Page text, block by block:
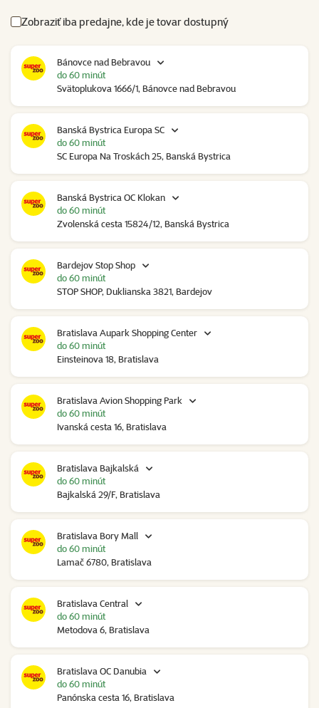
Zobraziť iba predajne, kde je tovar dostupný
Bánovce nad Bebravou
Svätoplukova 1666/1, Bánovce nad Bebravou
do 60 minút
Banská Bystrica Europa SC
SC Europa Na Troskách 25, Banská Bystrica
do 60 minút
Banská Bystrica OC Klokan
Zvolenská cesta 15824/12, Banská Bystrica
do 60 minút
Bardejov Stop Shop
STOP SHOP, Duklianska 3821, Bardejov
do 60 minút
Bratislava Aupark Shopping Center
Einsteinova 18, Bratislava
do 60 minút
Bratislava Avion Shopping Park
Ivanská cesta 16, Bratislava
do 60 minút
Bratislava Bajkalská
Bajkalská 29/F, Bratislava
do 60 minút
Bratislava Bory Mall
Lamač 6780, Bratislava
do 60 minút
Bratislava Central
Metodova 6, Bratislava
do 60 minút
Bratislava OC Danubia
Panónska cesta 16, Bratislava
do 60 minút